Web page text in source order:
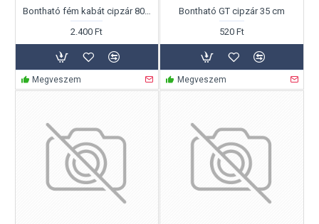
Bontható fém kabát cipzár 80cm
2.400 Ft
Megveszem
Bontható GT cipzár 35 cm
520 Ft
Megveszem